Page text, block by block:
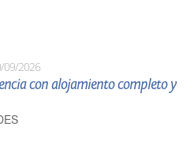
09/2026
con alojamiento completo y